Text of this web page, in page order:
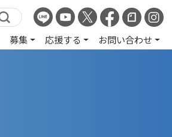
募集 応援する お問い合わせ